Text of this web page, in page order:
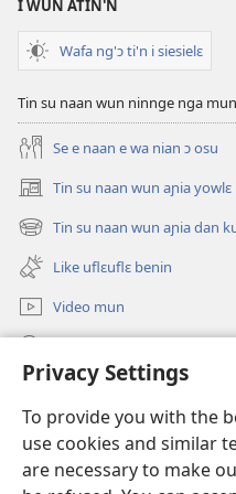
Privacy Settings
To provide you with the
use cookies and similar
are necessary to make
I WUN ATIN'N
Wafa ng'ɔ ti'n i siesielɛ
Tin su naan wun ninnge nga
Se e naan e wa nian ɔ osu
Tin su naan wun aɲia yowlɛ
(opens
new
window)
Tin su naan wun aɲia dan
(opens
new
window)
Like uflɛuflɛ benin
Video mun
(opens
window)ƐNTƐNƐTI SU FLUWA
(opens